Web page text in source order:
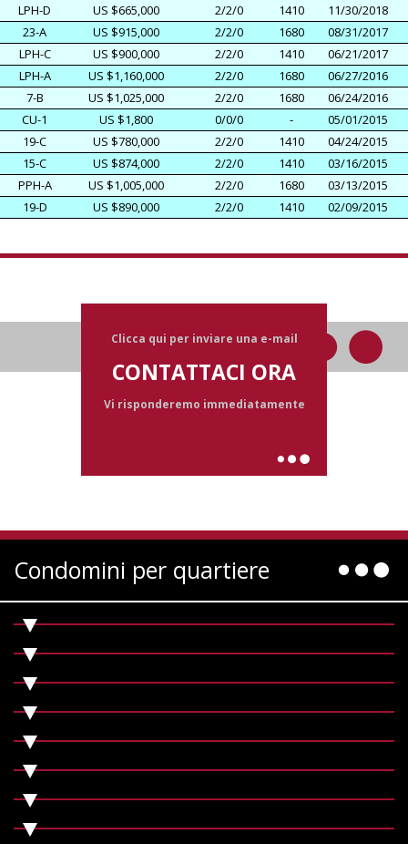
LPH-D
US $665,000 2/2/0 1410
11/30/2018
23-A
US $915,000 2/2/0 1680
08/31/2017
LPH-C
US $900,000 2/2/0 1410
06/21/2017
LPH-A
US $1,160,000 2/2/0 1680
06/27/2016
7-B
US $1,025,000 2/2/0 1680
06/24/2016
CU-1
US $1,800 0/0/0 -
05/01/2015
19-C
US $780,000 2/2/0 1410
04/24/2015
15-C
US $874,000 2/2/0 1410
03/16/2015
PPH-A
US $1,005,000 2/2/0 1680
03/13/2015
19-D
US $890,000 2/2/0 1410 02/09/2015
Clicca qui per inviare una e-mail
CONTATTACI ORA
Vi risponderemo immediatamente
Condomini per quartiere